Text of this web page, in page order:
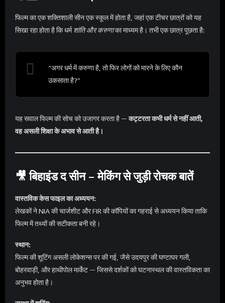
फिल्म का एक शक्तिशाली सीन एक स्कूल में होता है, जहां एक टीचर छात्रों को यह
सिखा रहा होता है कि धर्मशांति और करुणाका माध्यम है। तभी एक छात्र पूछता है:
“अगर धर्म में करुणा है, तो फिर लोगों को मारने के लिए कौन
उकसाता है?”
यह सवाल फिल्म की सोच को उजागर करता है —कट्टरता कभी धर्म से नहीं आती,
वह असली शिक्षा के अभाव से आती है।
🎥बिहाइंड द सीन – मेकिंग से जुड़ी रोचक बातें
वास्तविक केस फाइल का अध्ययन:
लेखकों ने NIA की चार्जशीट और FIR की कॉपियों का गहराई से अध्ययन किया ताकि
फिल्म में तथ्यों की सटीकता बनी रहे।
स्थान:
फिल्म की शूटिंग असली लोकेशन्स पर की गई, जैसे उदयपुर की घण्टाघर गली,
बोहरवाड़ी, और हाथीपोल मार्केट — जिससे दर्शकों को घटनास्थल की वास्तविकता का
अनुभव होता है।